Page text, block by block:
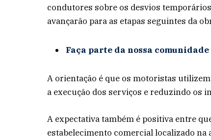
condutores sobre os desvios
avançarão para as etapas seguintes da
Faça parte da nossa
A orientação é que os motoristas
a execução dos serviços e reduzindo os
A expectativa também é positiva entre
estabelecimento comercial localizado na